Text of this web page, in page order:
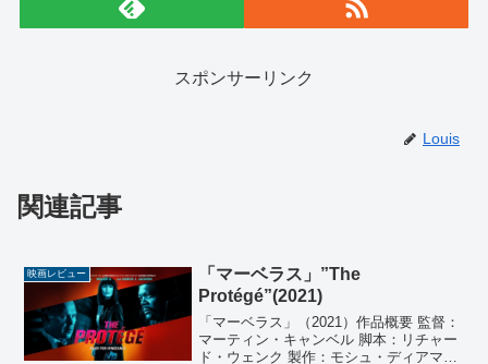
スポンサーリンク
Louis
関連記事
映画レビュー
「マーベラス」”The
Protégé”(2021)
「マーベラス」（2021）作品概要 監督：
マーティン・キャンベル 脚本：リチャー
ド・ウェンク 製作：モシュ・ディアマン